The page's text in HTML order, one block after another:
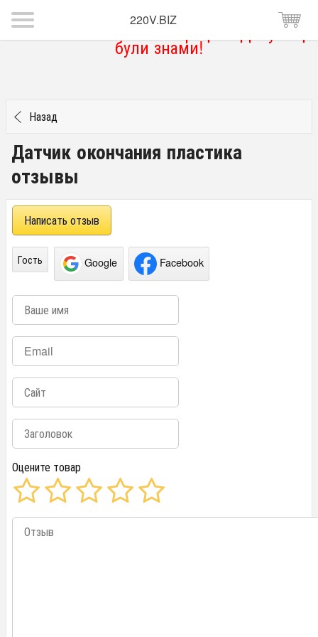
Магазин тимчасово не працює. Дякую що
були знами!
220V.BIZ
Назад
Датчик окончания пластика
отзывы
Написать отзыв
Гость Google Facebook
Оцените товар